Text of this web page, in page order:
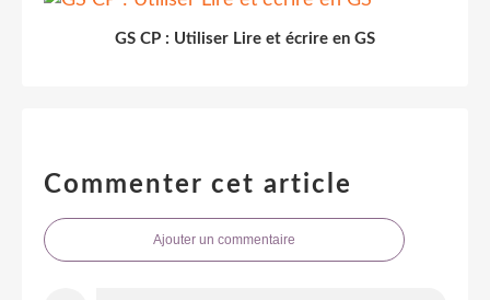
GS CP : Utiliser Lire et écrire en GS
Commenter cet article
Ajouter un commentaire